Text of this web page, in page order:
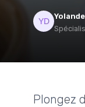
Plongez